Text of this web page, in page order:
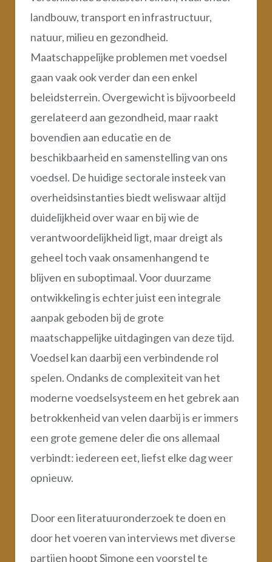
landbouw, transport en infrastructuur,
natuur, milieu en gezondheid.
Maatschappelijke problemen met voedsel
gaan vaak ook verder dan een enkel
beleidsterrein. Overgewicht is bijvoorbeeld
gerelateerd aan gezondheid, maar raakt
bovendien aan educatie en de
beschikbaarheid en samenstelling van ons
voedsel. De huidige sectorale insteek van
overheidsinstanties biedt weliswaar altijd
duidelijkheid over waar en bij wie de
verantwoordelijkheid ligt, maar dreigt als
geheel toch vaak onsamenhangend te
blijven en suboptimaal. Voor duurzame
ontwikkeling is echter juist een integrale
aanpak geboden bij de grote
maatschappelijke uitdagingen van deze tijd.
Voedsel kan daarbij een verbindende rol
spelen. Ondanks de complexiteit van het
moderne voedselsysteem en het gebrek aan
betrokkenheid van velen daarbij is er immers
een grote gemene deler die ons allemaal
verbindt: iedereen eet, liefst elke dag weer
opnieuw.
Door een literatuuronderzoek te doen en
door het voeren van interviews met diverse
partijen hoopt Simone een voorstel te